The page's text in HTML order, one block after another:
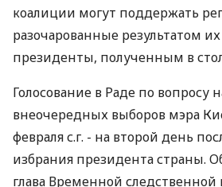
коалиции могут поддержать
разочарованные результатом
президенты, полученным в
Голосование в Раде по вопросу
внеочередных выборов мэра
февраля с.г. - на второй день
избрания президента страны.
глава Временной